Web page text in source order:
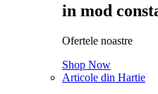
in mod
Ofertele noastre
Shop Now
Articole din Hartie